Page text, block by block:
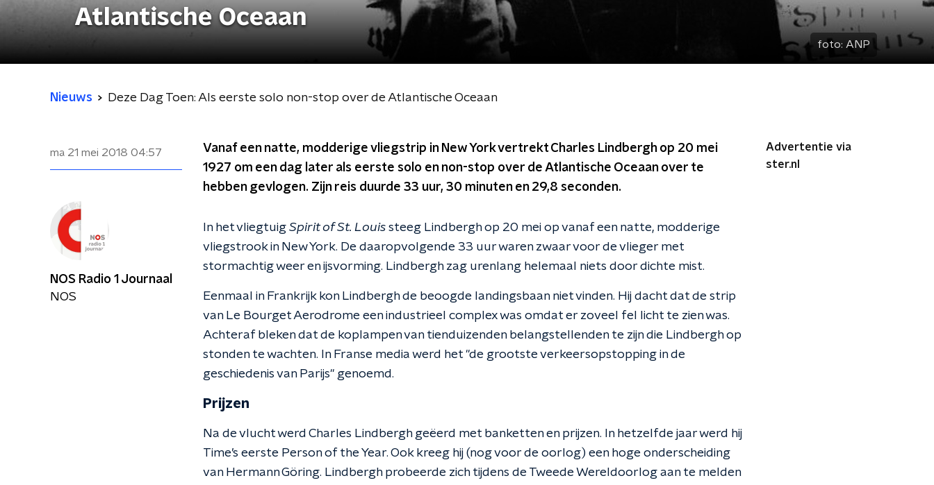
Atlantische Oceaan
foto: ANP
Nieuws Deze Dag Toen: Als eerste solo non-stop over de Atlantische Oceaan
ma 21 mei 2018 04:57
Vanaf een natte, modderige vliegstrip in New York vertrekt Charles Lindbergh op 20 mei
1927 om een dag later als eerste solo en non-stop over de Atlantische Oceaan over te
hebben gevlogen. Zijn reis duurde 33 uur, 30 minuten en 29,8 seconden.
In het vliegtuig Spirit of St. Louis steeg Lindbergh op 20 mei op vanaf een natte, modderige
vliegstrook in New York. De daaropvolgende 33 uur waren zwaar voor de vlieger met
stormachtig weer en ijsvorming. Lindbergh zag urenlang helemaal niets door dichte mist.
Eenmaal in Frankrijk kon Lindbergh de beoogde landingsbaan niet vinden. Hij dacht dat de strip
van Le Bourget Aerodrome een industrieel complex was omdat er zoveel fel licht te zien was.
Achteraf bleken dat de koplampen van tienduizenden belangstellenden te zijn die Lindbergh op
stonden te wachten. In Franse media werd het "de grootste verkeersopstopping in de
geschiedenis van Parijs" genoemd.
Prijzen
Na de vlucht werd Charles Lindbergh geëerd met banketten en prijzen. In hetzelfde jaar werd hij
Time’s eerste Person of the Year. Ook kreeg hij (nog voor de oorlog) een hoge onderscheiding
van Hermann Göring. Lindbergh probeerde zich tijdens de Tweede Wereldoorlog aan te melden
Advertentie via
ster.nl
NOS Radio 1 Journaal
NOS